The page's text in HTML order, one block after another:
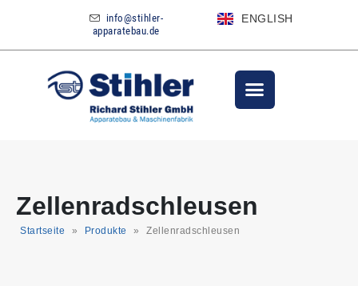
info@stihler-
apparatebau.de
ENGLISH
Zellenradschleusen
Startseite » Produkte » Zellenradschleusen